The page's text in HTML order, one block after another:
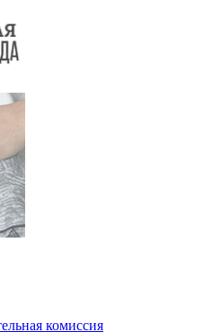
комиссия